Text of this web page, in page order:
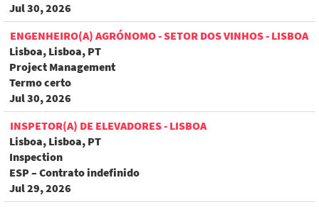
Jul 30, 2026
ENGENHEIRO(A) AGRÓNOMO - SETOR DOS VINHOS - LISBOA
Lisboa, Lisboa, PT
Project Management
Termo certo
Jul 30, 2026
INSPETOR(A) DE ELEVADORES - LISBOA
Lisboa, Lisboa, PT
Inspection
ESP – Contrato indefinido
Jul 29, 2026